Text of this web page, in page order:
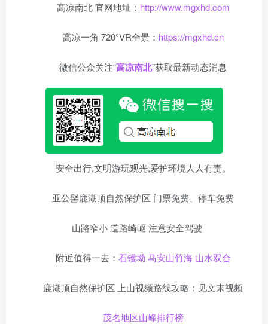
高凉南北 官网地址： http://www.mgxhd.com
高凉一角 720°VR全景： https://mgxhd.cn
微信公众关注“高凉南北”获取最新动态消息
安全出行,文明游玩观光,爱护环境人人有责。
亚公髻鹿湖顶自然保护区 门票免费、停车免费
山路窄小 道路崎岖 注意安全驾驶
附近值得一去： 石镬坳 马安山竹海 山水双合
鹿湖顶自然保护区 上山视频路线攻略：见文末视频
茂名地区山峰排行榜